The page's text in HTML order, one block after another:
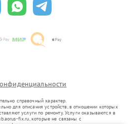
справочный характер.
для описания устройств, в отношении которых
услуги по ремонту. Услуги оказываются в
fix.ru, которые не связаны с